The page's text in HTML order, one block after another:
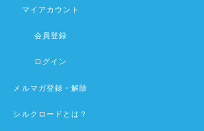
マイアカウント
会員登録
ログイン
メルマガ登録・解除
シルクロードとは？